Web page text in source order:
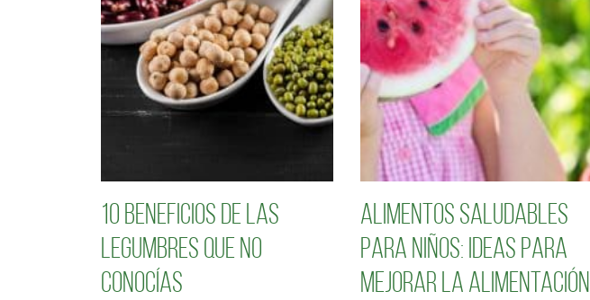
10 Beneficios de las
legumbres que no
conocías
Alimentos saludables
para niños: Ideas para
mejorar la alimentación